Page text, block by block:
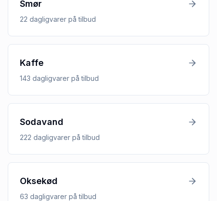
Smør
22 dagligvarer på tilbud
Kaffe
143 dagligvarer på tilbud
Sodavand
222 dagligvarer på tilbud
Oksekød
63 dagligvarer på tilbud